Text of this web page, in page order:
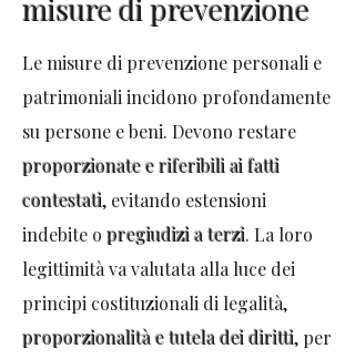
misure di prevenzione
Le misure di prevenzione personali e
patrimoniali incidono profondamente
su persone e beni. Devono restare
proporzionate e riferibili ai fatti
contestati, evitando estensioni
indebite o pregiudizi a terzi. La loro
legittimità va valutata alla luce dei
principi costituzionali di legalità,
proporzionalità e tutela dei diritti, per